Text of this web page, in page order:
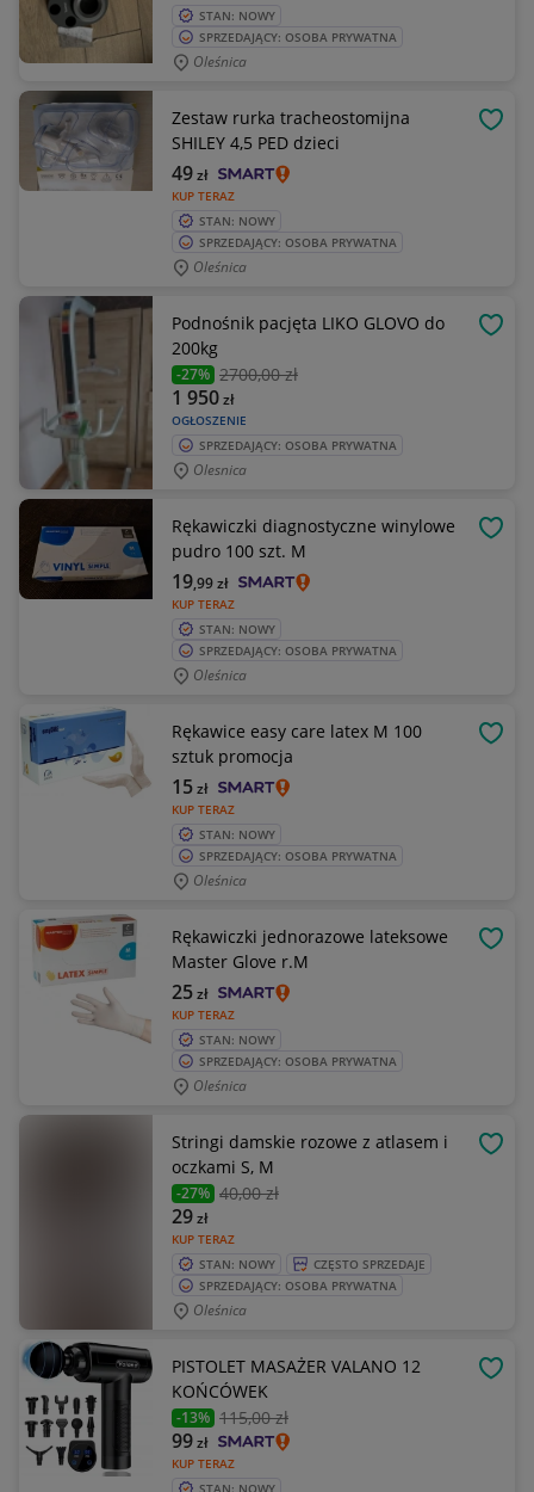
STAN: NOWY
SPRZEDAJĄCY: OSOBA PRYWATNA
Oleśnica
Zestaw rurka tracheostomijna
SHILEY 4,5 PED dzieci
KUP TERAZ
49zł
STAN: NOWY
SPRZEDAJĄCY: OSOBA PRYWATNA
Oleśnica
Podnośnik pacjęta LIKO GLOVO do
200kg
-27% 2700,00 zł
OGŁOSZENIE
1 950zł
SPRZEDAJĄCY: OSOBA PRYWATNA
Olesnica
Rękawiczki diagnostyczne winylowe
pudro 100 szt. M
KUP TERAZ
19,99zł
STAN: NOWY
SPRZEDAJĄCY: OSOBA PRYWATNA
Oleśnica
Rękawice easy care latex M 100
sztuk promocja
KUP TERAZ
15zł
STAN: NOWY
SPRZEDAJĄCY: OSOBA PRYWATNA
Oleśnica
Rękawiczki jednorazowe lateksowe
Master Glove r.M
KUP TERAZ
25zł
STAN: NOWY
SPRZEDAJĄCY: OSOBA PRYWATNA
Oleśnica
Stringi damskie rozowe z atlasem i
oczkami S, M
-27% 40,00 zł
KUP TERAZ
29zł
STAN: NOWY
CZĘSTO SPRZEDAJE
SPRZEDAJĄCY: OSOBA PRYWATNA
Oleśnica
PISTOLET MASAŻER VALANO 12
KOŃCÓWEK
-13% 115,00 zł
KUP TERAZ
99zł
STAN: NOWY